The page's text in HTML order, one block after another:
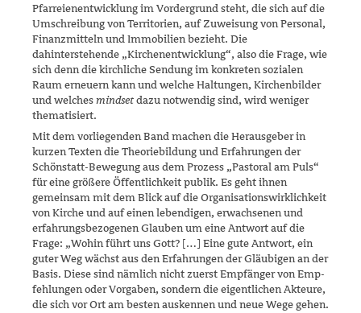
Pfarreienentwicklung im Vordergrund steht, die sich auf die
Umschreibung von Territorien, auf Zuweisung von Personal,
Finanzmitteln und Immobilien bezieht. Die
dahinterstehende „Kirchen­entwicklung“, also die Frage, wie
sich denn die kirchliche Sendung im konkreten sozialen
Raum erneuern kann und welche Haltungen, Kir­chen­bilder
und welches mindset dazu notwendig sind, wird weniger
thematisiert.
Mit dem vorliegenden Band machen die Herausgeber in
kurzen Texten die Theoriebildung und Erfahrungen der
Schönstatt-Bewegung aus dem Prozess „Pastoral am Puls“
für eine größere Öffentlichkeit publik. Es geht ihnen
gemeinsam mit dem Blick auf die Organisationswirklichkeit
von Kirche und auf einen lebendigen, erwachsenen und
erfahrungs­bezoge­nen Glauben um eine Antwort auf die
Frage: „Wohin führt uns Gott? […] Eine gute Antwort, ein
guter Weg wächst aus den Erfahrungen der Gläu­bigen an der
Basis. Diese sind nämlich nicht zuerst Empfänger von Emp­
fehlungen oder Vorgaben, sondern die eigentlichen Akteure,
die sich vor Ort am besten auskennen und neue Wege gehen.